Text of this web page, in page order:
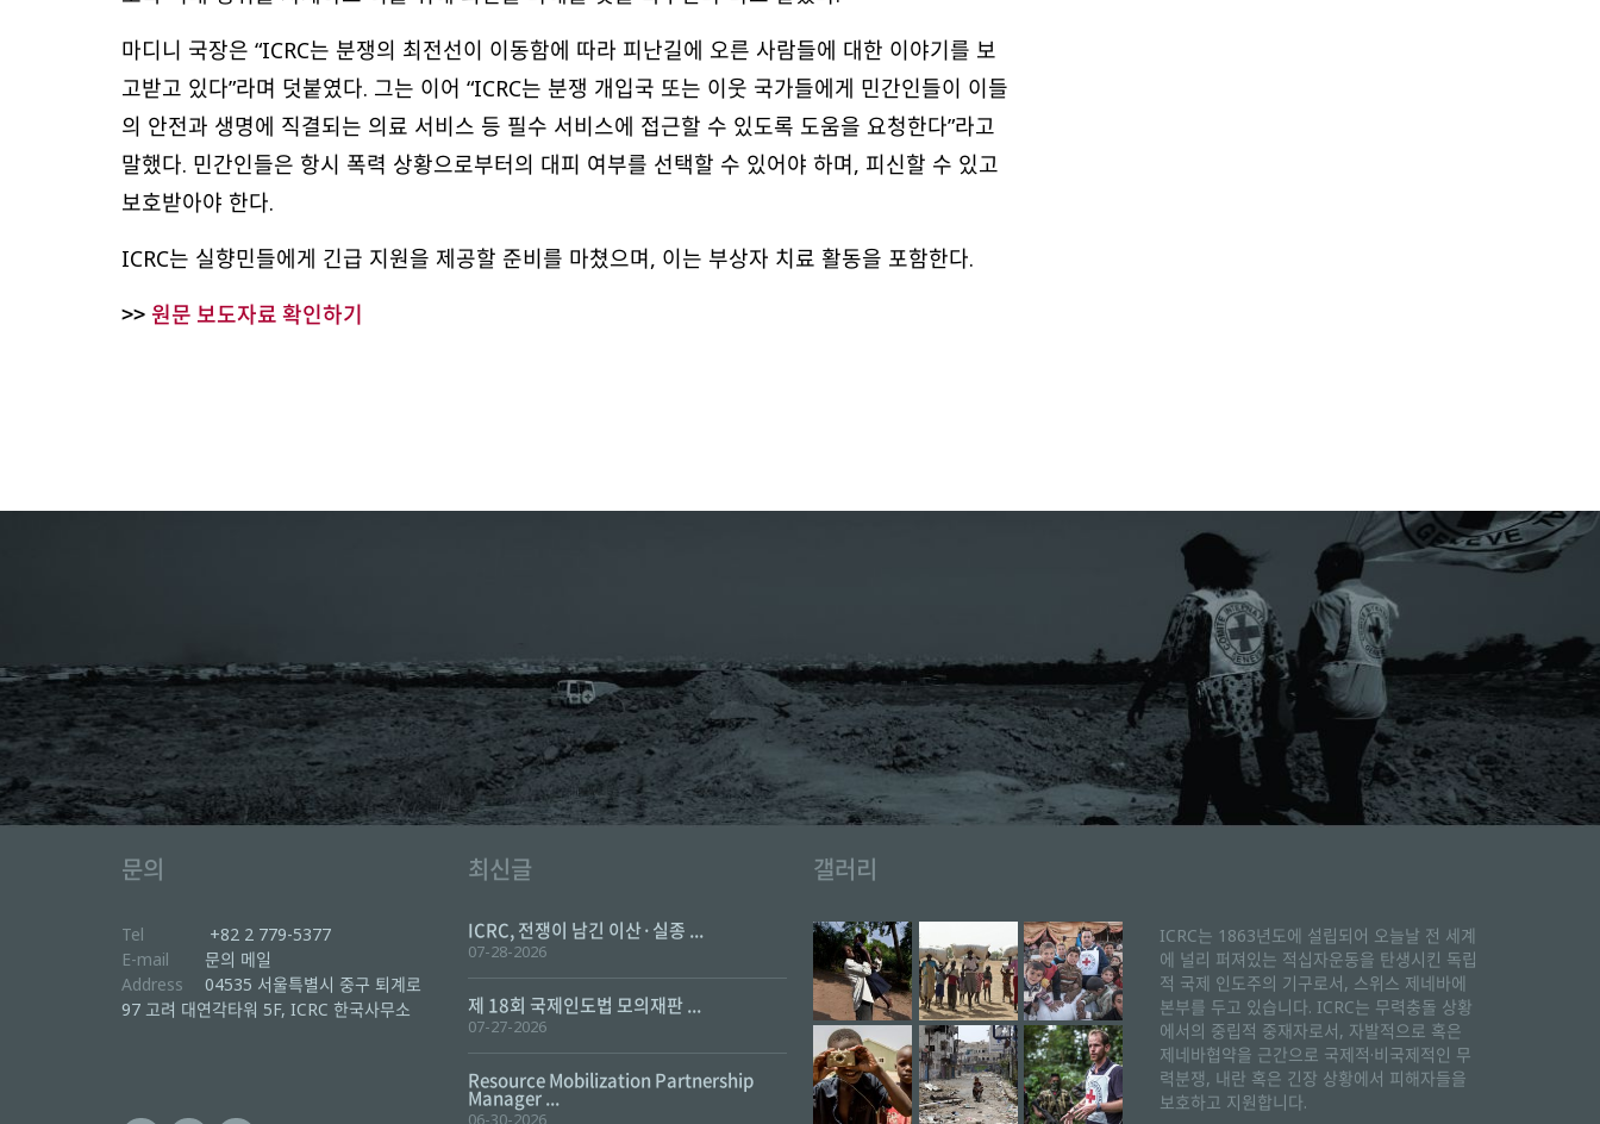
마디니 국장은 “ICRC는 분쟁의 최전선이 이동함에 따라 피난길에 오른 사람들에 대한 이야기를 보
고받고 있다”라며 덧붙였다. 그는 이어 “ICRC는 분쟁 개입국 또는 이웃 국가들에게 민간인들이 이들
의 안전과 생명에 직결되는 의료 서비스 등 필수 서비스에 접근할 수 있도록 도움을 요청한다”라고
말했다. 민간인들은 항시 폭력 상황으로부터의 대피 여부를 선택할 수 있어야 하며, 피신할 수 있고
보호받아야 한다.
ICRC는 실향민들에게 긴급 지원을 제공할 준비를 마쳤으며, 이는 부상자 치료 활동을 포함한다.
>> 원문 보도자료 확인하기
문의
Tel
+82 2 779-5377
E-mail
문의 메일
Address
04535 서울특별시 중구 퇴계로
97 고려 대연각타워 5F, ICRC 한국사무소
최신글
ICRC, 전쟁이 남긴 이산·실종 ...
07-28-2026
제 18회 국제인도법 모의재판 ...
07-27-2026
Resource Mobilization Partnership
Manager ...
06-30-2026
갤러리
ICRC는 1863년도에 설립되어 오늘날 전 세계
에 널리 퍼져있는 적십자운동을 탄생시킨 독립
적 국제 인도주의 기구로서, 스위스 제네바에
본부를 두고 있습니다. ICRC는 무력충돌 상황
에서의 중립적 중재자로서, 자발적으로 혹은
제네바협약을 근간으로 국제적·비국제적인 무
력분쟁, 내란 혹은 긴장 상황에서 피해자들을
보호하고 지원합니다.